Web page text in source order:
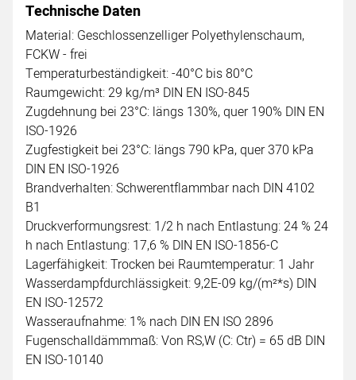
Technische Daten
Material: Geschlossenzelliger Polyethylenschaum,
FCKW - frei
Temperaturbeständigkeit: -40°C bis 80°C
Raumgewicht: 29 kg/m³ DIN EN ISO-845
Zugdehnung bei 23°C: längs 130%, quer 190% DIN EN
ISO-1926
Zugfestigkeit bei 23°C: längs 790 kPa, quer 370 kPa
DIN EN ISO-1926
Brandverhalten: Schwerentflammbar nach DIN 4102
B1
Druckverformungsrest: 1/2 h nach Entlastung: 24 % 24
h nach Entlastung: 17,6 % DIN EN ISO-1856-C
Lagerfähigkeit: Trocken bei Raumtemperatur: 1 Jahr
Wasserdampfdurchlässigkeit: 9,2E-09 kg/(m²*s) DIN
EN ISO-12572
Wasseraufnahme: 1% nach DIN EN ISO 2896
Fugenschalldämmmaß: Von RS,W (C: Ctr) = 65 dB DIN
EN ISO-10140